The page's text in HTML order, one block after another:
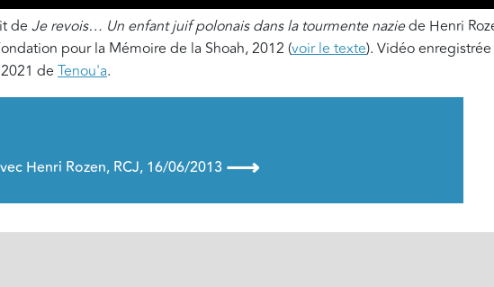
de Je revois… Un enfant juif polonais dans la tourmente naziede Henri
pour la Mémoire de la Shoah, 2012 (voir le texte). Vidéo
de Tenou'a.
Henri Rozen, RCJ, 16/06/2013 ⟶